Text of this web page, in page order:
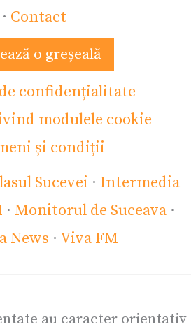
· Contact
o greșeală
confidențialitate
modulele cookie
și condiții
Sucevei · Intermedia
· Monitorul de Suceava ·
News · Viva FM
au caracter orientativ